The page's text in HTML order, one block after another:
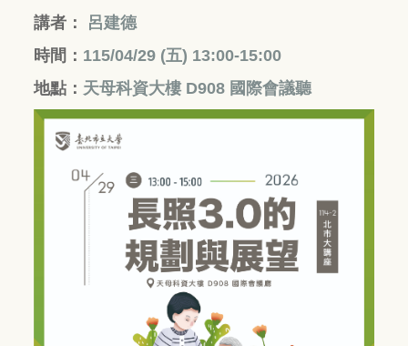
講者：
呂建德
時間： 115/04/29 (五) 13:00-15:00
地點： 天母科資大樓 D908 國際會議聽